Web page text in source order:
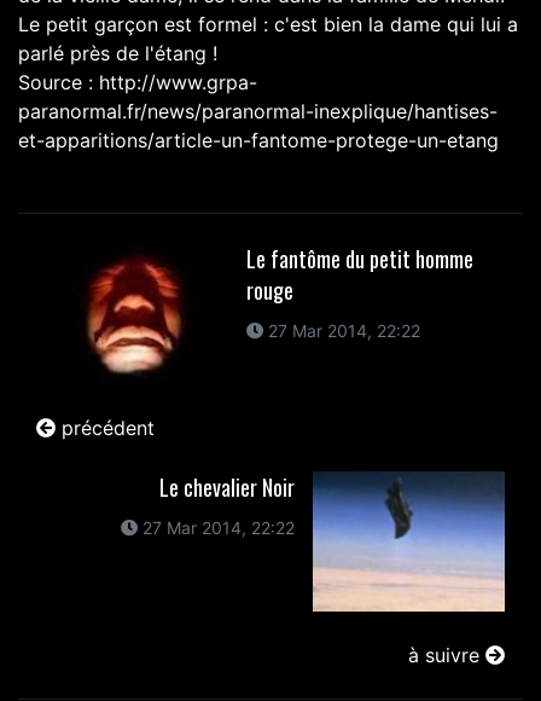
Le petit garçon est formel : c'est bien la dame qui lui a
parlé près de l'étang !
Source : http://www.grpa-
paranormal.fr/news/paranormal-inexplique/hantises-
et-apparitions/article-un-fantome-protege-un-etang
Le fantôme du petit homme
rouge
27 Mar 2014, 22:22
précédent
Le chevalier Noir
27 Mar 2014, 22:22
à suivre